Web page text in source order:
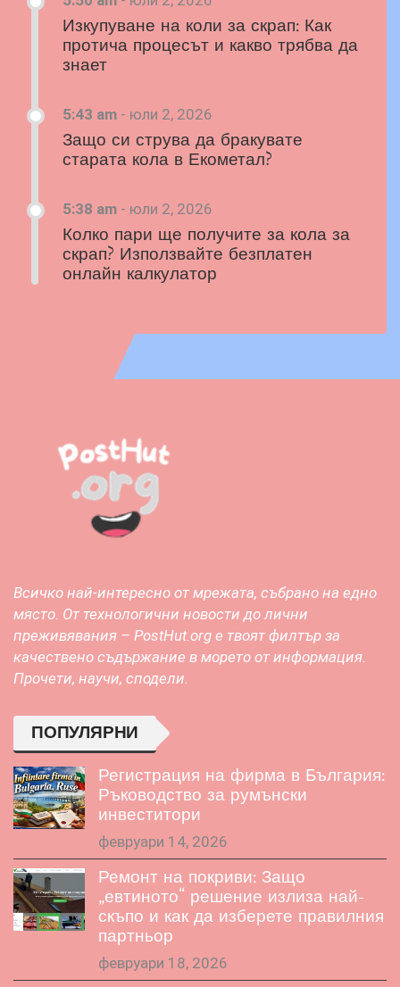
Изкупуване на коли за скрап: Как
протича процесът и какво трябва да
знает
5:43 am - юли 2, 2026
Защо си струва да бракувате
старата кола в Екометал?
5:38 am - юли 2, 2026
Колко пари ще получите за кола за
скрап? Използвайте безплатен
онлайн калкулатор
Всичко най-интересно от мрежата, събрано на едно
място. От технологични новости до лични
преживявания – PostHut.org е твоят филтър за
качествено съдържание в морето от информация.
Прочети, научи, сподели.
ПОПУЛЯРНИ
Регистрация на фирма в България:
Ръководство за румънски
инвеститори
февруари 14, 2026
Ремонт на покриви: Защо
„евтиното“ решение излиза най-
скъпо и как да изберете правилния
партньор
февруари 18, 2026